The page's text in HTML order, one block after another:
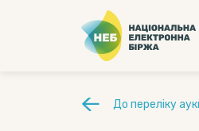
До переліку